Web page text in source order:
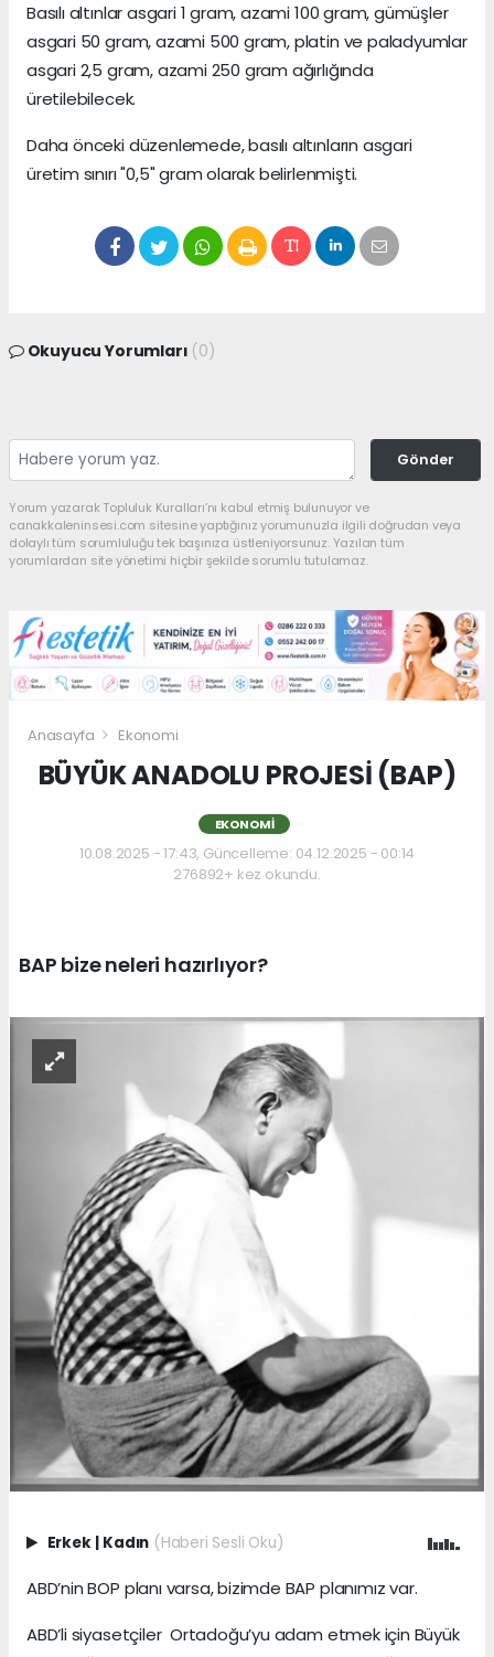
Basılı altınlar asgari 1 gram, azami 100 gram, gümüşler
asgari 50 gram, azami 500 gram, platin ve paladyumlar
asgari 2,5 gram, azami 250 gram ağırlığında
üretilebilecek.
Daha önceki düzenlemede, basılı altınların asgari
üretim sınırı "0,5" gram olarak belirlenmişti.
Okuyucu Yorumları (0)
Gönder
Yorum yazarak Topluluk Kuralları’nı kabul etmiş bulunuyor ve
canakkaleninsesi.com sitesine yaptığınız yorumunuzla ilgili doğrudan veya
dolaylı tüm sorumluluğu tek başınıza üstleniyorsunuz. Yazılan tüm
yorumlardan site yönetimi hiçbir şekilde sorumlu tutulamaz.
Anasayfa Ekonomi
BÜYÜK ANADOLU PROJESİ (BAP)
EKONOMI
10.08.2025 - 17:43, Güncelleme: 04.12.2025 - 00:14
276892+ kez okundu.
BAP bize neleri hazırlıyor?
Erkek | Kadın (Haberi Sesli Oku)
ABD’nin BOP planı varsa, bizimde BAP planımız var.
ABD’li siyasetçiler Ortadoğu’yu adam etmek için Büyük